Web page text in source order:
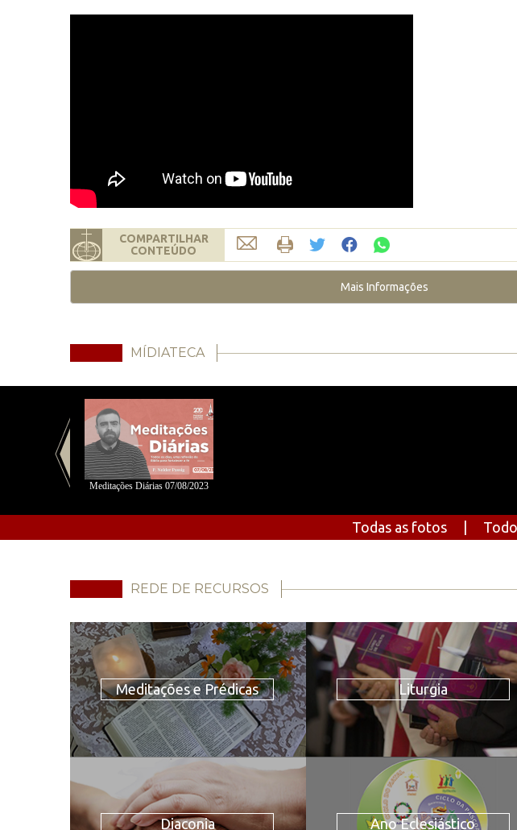
COMPARTILHAR
CONTEÚDO
Mais Informações
MÍDIATECA
Meditações Diárias 07/08/2023
Todas as fotos
REDE DE RECURSOS
Meditações e Prédicas Liturgia
Diaconia Ano Eclesiástico